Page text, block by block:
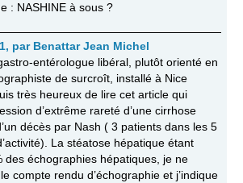
: NASHINE à sous ?
, par Benattar Jean Michel
entérologue libéral, plutôt orienté en
de surcroît, installé à Nice
très heureux de lire cet article qui
d’extrême rareté d’une cirrhose
décès par Nash ( 3 patients dans les 5
La stéatose hépatique étant
des échographies hépatiques, je ne
compte rendu d’échographie et j’indique